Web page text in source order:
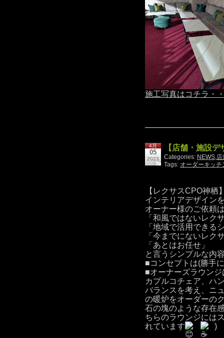
施工写真はコチラ・
4月
05
2023
【店舗・施設
Categories: NEWS
Tags: オーダーキッチ
【レクサスCPO神栖
インテリアデザイン
オーナー様のご依頼
「和風ではないレク
「地域で活用できる
「今までにないレク
「あとはお任せ」
と言うシンプルな内
■コンセプトは(勝手
■オーナーズラウン
カプルコチェア、ハ
バランスを考え、ニ
の暖炉をオーダーの
石の塊のような存在
ちらのラウンジには
れています
)